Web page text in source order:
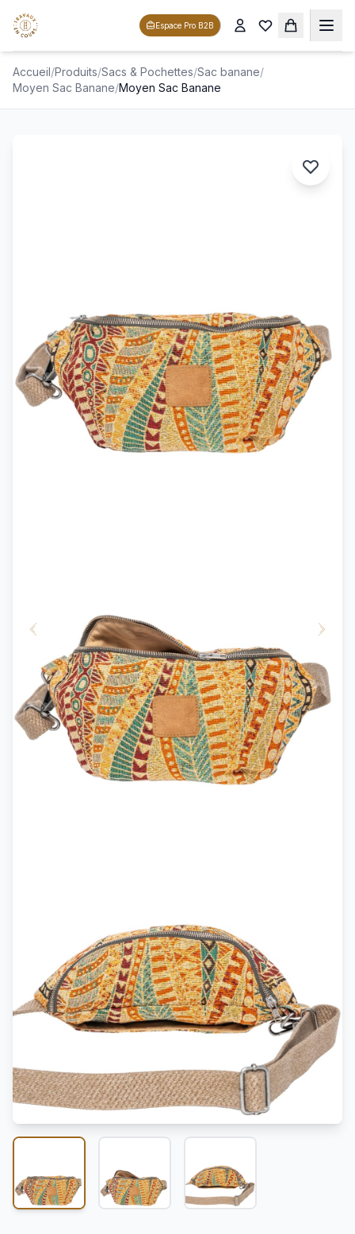
Espace Pro B2B
Accueil/Produits/Sacs & Pochettes/Sac banane/
Moyen Sac Banane/Moyen Sac Banane